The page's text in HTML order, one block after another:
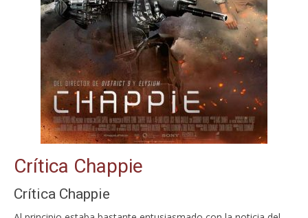
Crítica Chappie
Crítica Chappie